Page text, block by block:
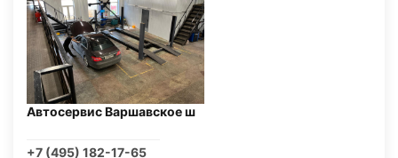
Автосервис Варшавское ш
+7 (495) 182-17-65